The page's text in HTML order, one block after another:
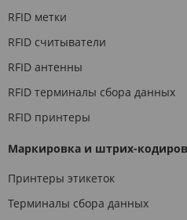
RFID метки
RFID считыватели
RFID антенны
RFID терминалы сбора данных
RFID принтеры
Маркировка и штрих-
Принтеры этикеток
Терминалы сбора данных